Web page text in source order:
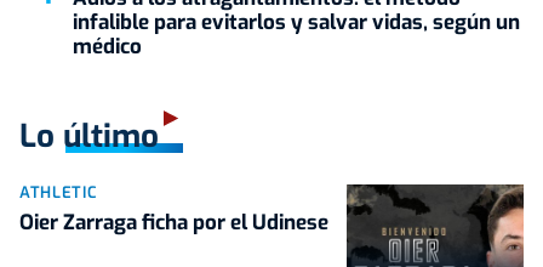
infalible para evitarlos y salvar vidas, según un
médico
Lo último
ATHLETIC
Oier Zarraga ficha por el Udinese